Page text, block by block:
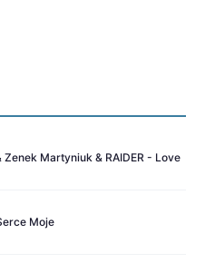
Zenek Martyniuk & RAIDER - Love
Moje